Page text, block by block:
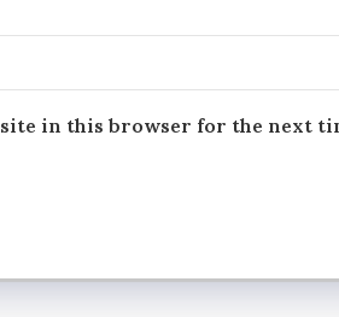
in this browser for the next